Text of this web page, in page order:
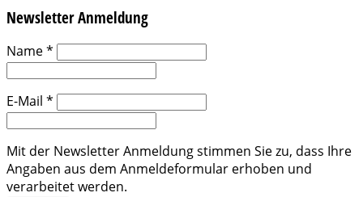
Newsletter Anmeldung
Name*
E-Mail *
Mit der Newsletter Anmeldung stimmen Sie zu, dass Ihre
Angaben aus dem Anmeldeformular erhoben und
verarbeitet werden.